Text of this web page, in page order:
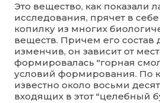
Это вещество, как показали
исследования, прячет в
копилку из многих
веществ. Причем его состав
изменчив, он зависит от
формировалась "горная
условий формирования. По
известно около восьми
входящих в этот "целебный